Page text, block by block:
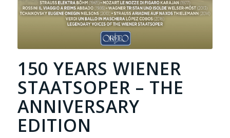
150 YEARS WIENER
STAATSOPER – THE
ANNIVERSARY
EDITION